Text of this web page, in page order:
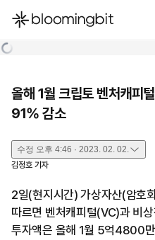
한국어
올해 1월 크립토 벤처캐피
91% 감소
수정 오후 4:46 · 2023. 02. 02.
김정호 기자
2일(현지시간) 가상자산(암호
따르면 벤처캐피털(VC)과 비
투자액은 올해 1월 5억4800